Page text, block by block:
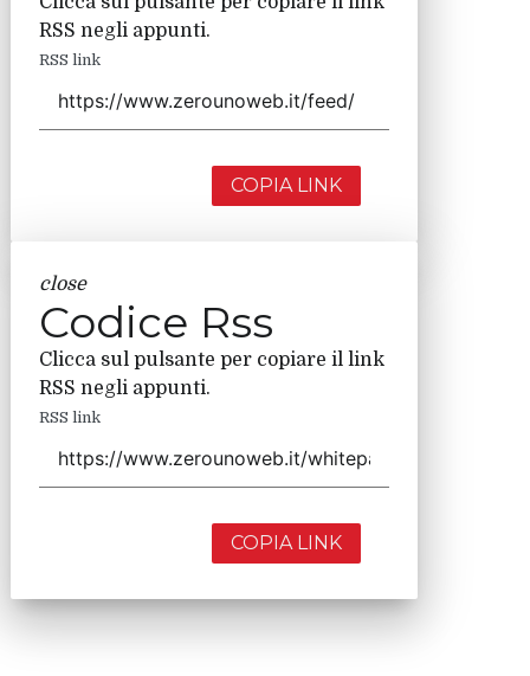
RSS negli appunti.
RSS link
COPIA LINK
close
Codice Rss
Clicca sul pulsante per copiare il link
RSS negli appunti.
RSS link
COPIA LINK